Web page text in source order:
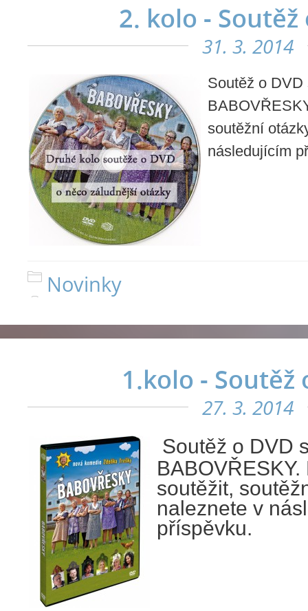
2. kolo - Soutěž
31. 3. 2014
Soutěž o DVD
soutěžní
následujícím
Novinky
1.kolo - Soutěž
27. 3. 2014
Soutěž o DVD
soutěžit,
naleznete v
příspěvku.